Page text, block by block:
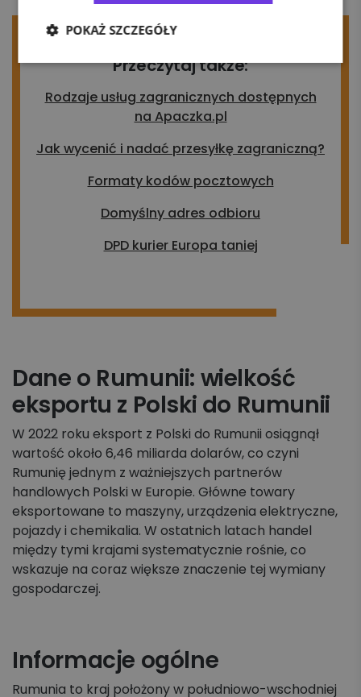
Przeczytaj także:
Rodzaje usług zagranicznych dostępnych
na Apaczka.pl
Jak wycenić i nadać przesyłkę zagraniczną?
Formaty kodów pocztowych
Domyślny adres odbioru
DPD kurier Europa taniej
Dane o Rumunii: wielkość
eksportu z Polski do Rumunii
W 2022 roku eksport z Polski do Rumunii osiągnął
wartość około 6,46 miliarda dolarów, co czyni
Rumunię jednym z ważniejszych partnerów
handlowych Polski w Europie. Główne towary
eksportowane to maszyny, urządzenia elektryczne,
pojazdy i chemikalia. W ostatnich latach handel
między tymi krajami systematycznie rośnie, co
wskazuje na coraz większe znaczenie tej wymiany
gospodarczej.
Informacje ogólne
Rumunia to kraj położony w południowo-wschodniej
POKAŻ SZCZEGÓŁY